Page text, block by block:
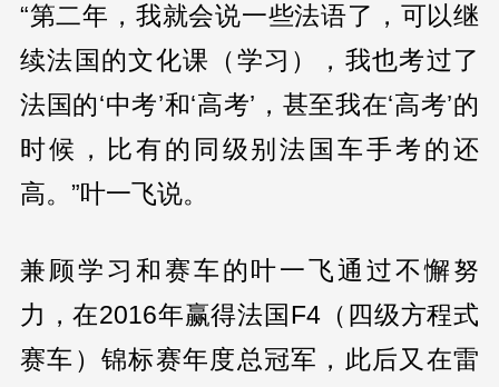
“第二年，我就会说一些法语了，可以继
续法国的文化课（学习），我也考过了
法国的‘中考’和‘高考’，甚至我在‘高考’的
时候，比有的同级别法国车手考的还
高。”叶一飞说。
兼顾学习和赛车的叶一飞通过不懈努
力，在2016年赢得法国F4（四级方程式
赛车）锦标赛年度总冠军，此后又在雷